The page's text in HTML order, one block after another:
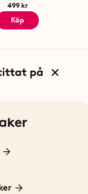
499 kr
Köp
på